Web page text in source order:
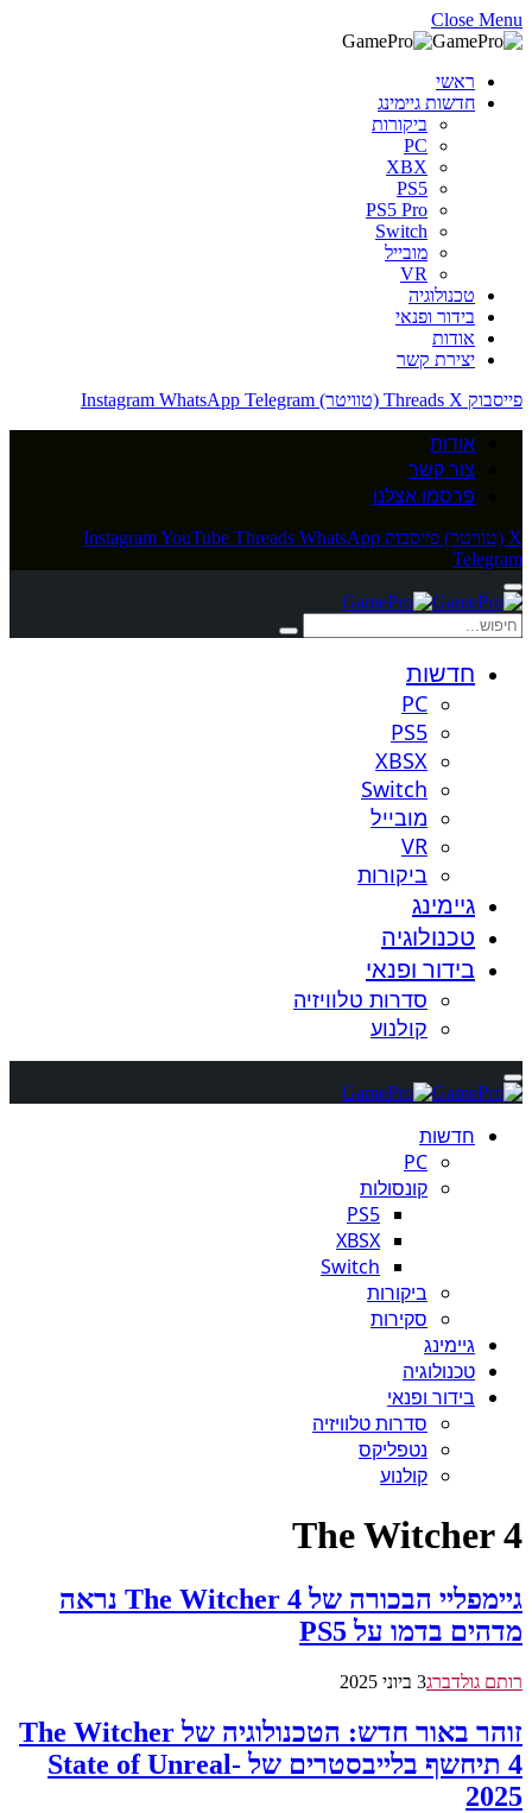
Close Menu
ראשי
חדשות גיימינג
ביקורות
PC
XBX
PS5
PS5 Pro
Switch
מובייל
VR
טכנולוגיה
בידור ופנאי
אודות
יצירת קשר
פייסבוק
Threads X (טוויטר) Instagram WhatsApp Telegram
אודות
צור קשר
פרסמו אצלנו
X (טוויטר) פייסבוק InstagramYouTube Threads WhatsApp
Telegram
חדשות
PC
PS5
XBSX
Switch
מובייל
VR
ביקורות
גיימינג
טכנולוגיה
בידור ופנאי
סדרות טלוויזיה
קולנוע
חדשות
PC
קונסולות
PS5
XBSX
Switch
ביקורות
סקירות
גיימינג
טכנולוגיה
בידור ופנאי
סדרות טלוויזיה
נטפליקס
קולנוע
The Witcher 4
גיימפליי הבכורה של The Witcher 4 נראה
מדהים בדמו על PS5
רותם גולדברג3 ביוני 2025
זוהר באור חדש: הטכנולוגיה של The Witcher
4 תיחשף בלייבסטרים של -State of Unreal
2025